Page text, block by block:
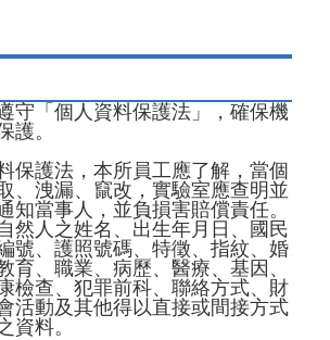
守「個人資料保護法」，確保機
護。
保護法，本所員工應了解，當個
、洩漏、竄改，實驗室應查明並
知當事人，並負損害賠償責任。
然人之姓名、出生年月日、國民
號、護照號碼、特徵、指紋、婚
育、職業、病歷、醫療、基因、
檢查、犯罪前科、聯絡方式、財
活動及其他得以直接或間接方式
資料。